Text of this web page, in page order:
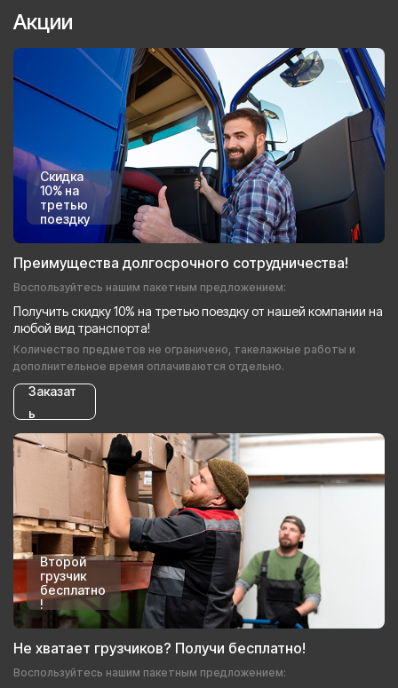
Акции
Скидка
10% на
третью
поездку
Преимущества долгосрочного сотрудничества!
Воспользуйтесь нашим пакетным предложением:
Получить скидку 10% на третью поездку от нашей компании на
любой вид транспорта!
Количество предметов не ограничено, такелажные работы и
дополнительное время оплачиваются отдельно.
Заказат
ь
Второй
грузчик
бесплатно
!
Не хватает грузчиков? Получи бесплатно!
Воспользуйтесь нашим пакетным предложением: